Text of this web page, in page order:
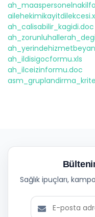
ah_calisabilir_kagidi.doc
ah_ildisigocformu.xls
ah_ilceizinformu.doc
Sağlık ipuçları,